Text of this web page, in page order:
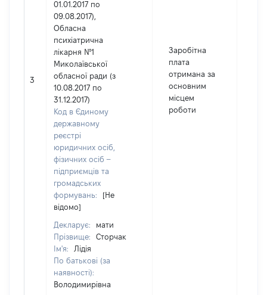
3
01.01.2017 по
09.08.2017),
Обласна
психіатрична
лікарня №1
Миколаївської
обласної ради (з
10.08.2017 по
31.12.2017)
Код в Єдиному
державному
реєстрі
юридичних осіб,
фізичних осіб –
підприємців та
громадських
формувань:
[Не
відомо]
Декларує:
мати
Прізвище:
Сторчак
Ім'я:
Лідія
По батькові (за
наявності):
Володимирівна
Заробітна
плата
отримана за
основним
місцем
роботи